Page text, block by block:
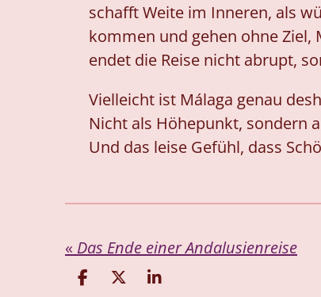
schafft Weite im Inneren, als
kommen und gehen ohne
endet die Reise nicht abrupt,
Vielleicht ist Málaga genau
Nicht als Höhepunkt, sondern
Und das leise Gefühl, dass
« Das Ende einer Andalusienreise
T
T
T